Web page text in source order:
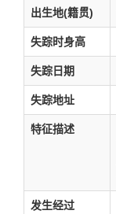
出生地(籍贯)
失踪时身高
失踪日期
失踪地址
特征描述
发生经过